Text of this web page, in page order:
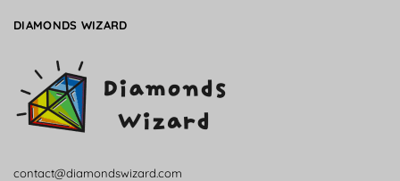
DIAMONDS WIZARD
contact@diamondswizard.com